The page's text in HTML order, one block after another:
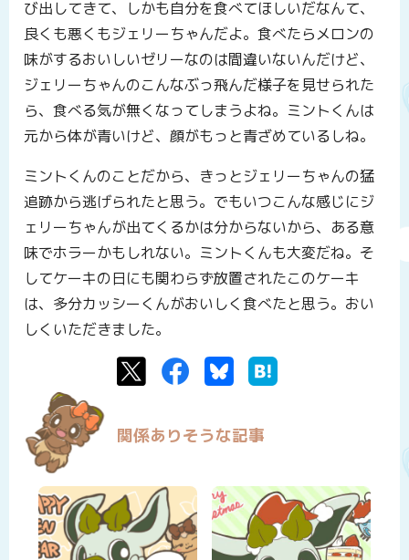
び出してきて、しかも自分を食べてほしいだなんて、
良くも悪くもジェリーちゃんだよ。食べたらメロンの
味がするおいしいゼリーなのは間違いないんだけど、
ジェリーちゃんのこんなぶっ飛んだ様子を見せられた
ら、食べる気が無くなってしまうよね。ミントくんは
元から体が青いけど、顔がもっと青ざめているしね。
ミントくんのことだから、きっとジェリーちゃんの猛
追跡から逃げられたと思う。でもいつこんな感じにジ
ェリーちゃんが出てくるかは分からないから、ある意
味でホラーかもしれない。ミントくんも大変だね。そ
してケーキの日にも関わらず放置されたこのケーキ
は、多分カッシーくんがおいしく食べたと思う。おい
しくいただきました。
TwitterFacebookBluesky
関係ありそうな記事